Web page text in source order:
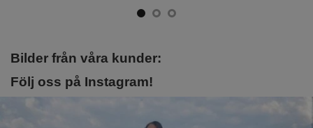
Bilder från våra kunder:
Följ oss på Instagram!